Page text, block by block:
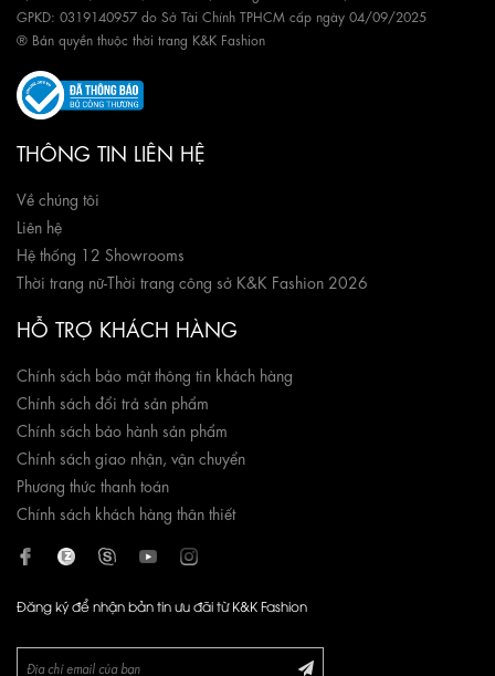
GPKD: 0319140957 do Sở Tài Chính TPHCM cấp ngày 04/09/2025
® Bản quyền thuộc thời trang K&K Fashion
THÔNG TIN LIÊN HỆ
Về chúng tôi
Liên hệ
Hệ thống 12 Showrooms
Thời trang nữ-Thời trang công sở K&K Fashion 2026
HỖ TRỢ KHÁCH HÀNG
Chính sách bảo mật thông tin khách hàng
Chính sách đổi trả sản phẩm
Chính sách bảo hành sản phẩm
Chính sách giao nhận, vận chuyển
Phương thức thanh toán
Chính sách khách hàng thân thiết
Đăng ký để nhận bản tin ưu đãi từ K&K Fashion